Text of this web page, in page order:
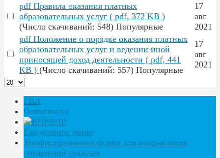
pdf Правила оказания платных
образовательных услуг ( pdf, 372 KB )
(Число скачиваний: 548) Популярные
17
авг
2021
pdf Положение о порядке оказания платных
образовательных услуг и ведении иной
приносящей доход деятельности ( pdf, 441
KB ) (Число скачиваний: 557) Популярные
17
авг
2021
ГИА
Олимпиады
ВПР
Ежедневное меню
Унифицированная форма для направления
обращений граждан